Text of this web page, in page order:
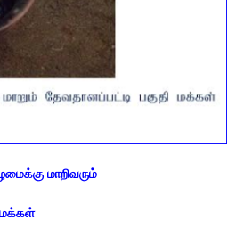
மாறிவரும்
மக்கள்